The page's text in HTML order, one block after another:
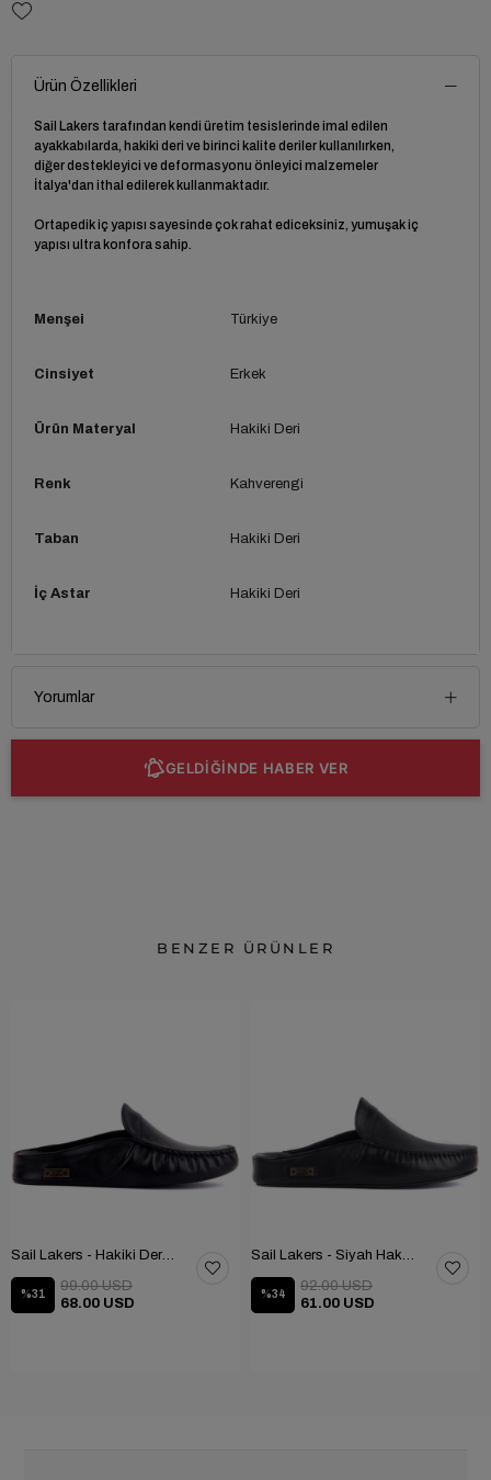
Ürün Özellikleri
Sail Lakers tarafından kendi üretim tesislerinde imal edilen
ayakkabılarda, hakiki deri ve birinci kalite deriler kullanılırken,
diğer destekleyici ve deformasyonu önleyici malzemeler
İtalya'dan ithal edilerek kullanmaktadır.
Ortapedik iç yapısı sayesinde çok rahat ediceksiniz, yumuşak iç
yapısı ultra konfora sahip.
Menşei Türkiye
Cinsiyet Erkek
Ürün Materyal Hakiki Deri
Renk Kahverengi
Taban Hakiki Deri
İç Astar Hakiki Deri
Yorumlar
GELDİĞİNDE HABER VER
BENZER ÜRÜNLER
%31
68.00 USD
99.00 USD
%34
61.00 USD
92.00 USD